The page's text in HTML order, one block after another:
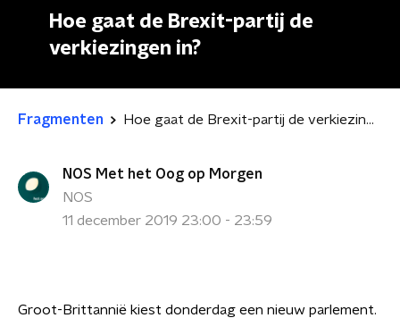
Hoe gaat de Brexit-partij de
verkiezingen in?
Fragmenten Hoe gaat de Brexit-partij de verkiezingen in?
NOS Met het Oog op Morgen
NOS
11 december 2019 23:00 - 23:59
Groot-Brittannië kiest donderdag een nieuw parlement.